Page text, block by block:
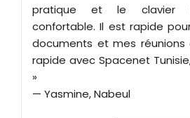
pratique et le clavier
confortable. Il est rapide
documents et mes réunions
rapide avec Spacenet
»
— Yasmine, Nabeul